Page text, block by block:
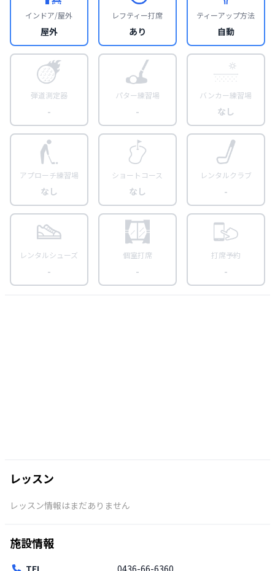
インドア/屋外
屋外
レフティー打席
あり
ティーアップ方法
自動
弾道測定器
-
パター練習場
-
バンカー練習場
なし
アプローチ練習場
なし
ショートコース
なし
レンタルクラブ
-
レンタルシューズ
-
個室打席
-
打席予約
-
レッスン
レッスン情報はまだありません
施設情報
TEL 0436-66-6360